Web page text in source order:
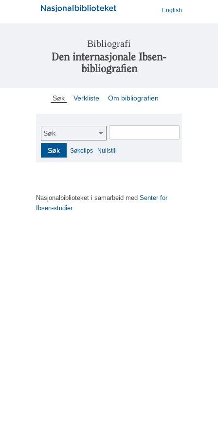
English
Bibliografi
Den internasjonale Ibsen-
bibliografien
Søk Verkliste Om bibliografien
Søk
Søk Søketips Nullstill
Nasjonalbiblioteket i samarbeid med Senter for
Ibsen-studier